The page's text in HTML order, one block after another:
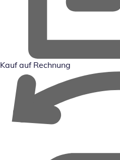
Kauf auf Rechnung